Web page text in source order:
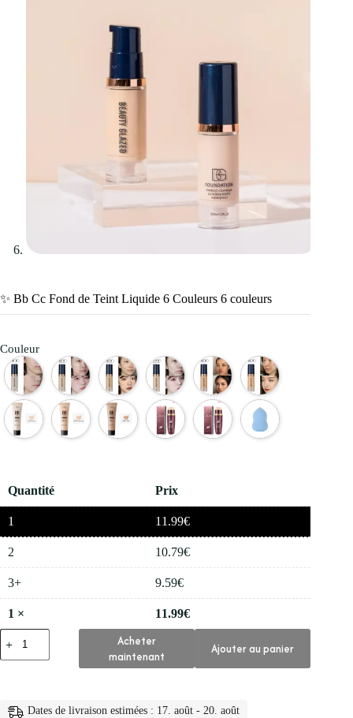
✨ Bb Cc Fond de Teint Liquide 6 Couleurs 6 couleurs
Couleur
Quantité Prix
1 11.99€
2 10.79€
3+ 9.59€
1 × 11.99€
quantité
de
✨
de
Acheter
maintenant
Ajouter au panier
Dates de livraison estimées : 17. août - 20. août